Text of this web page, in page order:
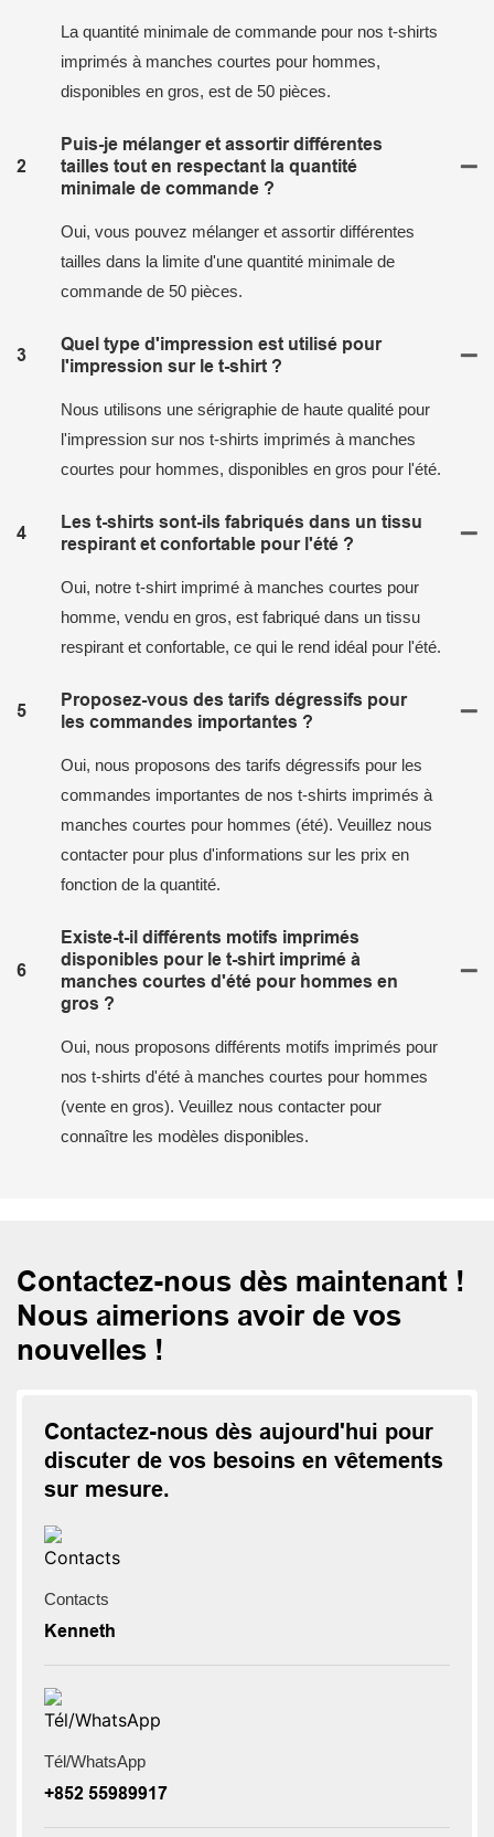
La quantité minimale de commande pour nos t-shirts
imprimés à manches courtes pour hommes,
disponibles en gros, est de 50 pièces.
2
Puis-je mélanger et assortir différentes
tailles tout en respectant la quantité
minimale de commande ?
Oui, vous pouvez mélanger et assortir différentes
tailles dans la limite d'une quantité minimale de
commande de 50 pièces.
3
Quel type d'impression est utilisé pour
l'impression sur le t-shirt ?
Nous utilisons une sérigraphie de haute qualité pour
l'impression sur nos t-shirts imprimés à manches
courtes pour hommes, disponibles en gros pour l'été.
4
Les t-shirts sont-ils fabriqués dans un tissu
respirant et confortable pour l'été ?
Oui, notre t-shirt imprimé à manches courtes pour
homme, vendu en gros, est fabriqué dans un tissu
respirant et confortable, ce qui le rend idéal pour l'été.
5
Proposez-vous des tarifs dégressifs pour
les commandes importantes ?
Oui, nous proposons des tarifs dégressifs pour les
commandes importantes de nos t-shirts imprimés à
manches courtes pour hommes (été). Veuillez nous
contacter pour plus d'informations sur les prix en
fonction de la quantité.
6
Existe-t-il différents motifs imprimés
disponibles pour le t-shirt imprimé à
manches courtes d'été pour hommes en
gros ?
Oui, nous proposons différents motifs imprimés pour
nos t-shirts d'été à manches courtes pour hommes
(vente en gros). Veuillez nous contacter pour
connaître les modèles disponibles.
Contactez-nous dès maintenant !
Nous aimerions avoir de vos
nouvelles !
Contactez-nous dès aujourd'hui pour
discuter de vos besoins en vêtements
sur mesure.
Contacts
Kenneth
Tél/WhatsApp
+852 55989917